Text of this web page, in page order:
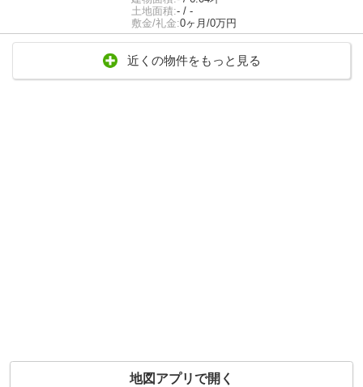
土地面積:- / -
敷金/礼金:0ヶ月/0万円
近くの物件をもっと見る
地図アプリで開く